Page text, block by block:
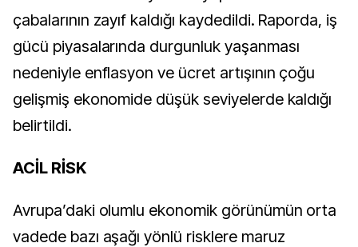
çabalarının zayıf kaldığı kaydedildi. Raporda, iş
gücü piyasalarında durgunluk yaşanması
nedeniyle enflasyon ve ücret artışının çoğu
gelişmiş ekonomide düşük seviyelerde kaldığı
belirtildi.
ACİL RİSK
Avrupa’daki olumlu ekonomik görünümün orta
vadede bazı aşağı yönlü risklere maruz